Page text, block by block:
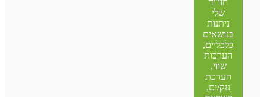
חוו"ד
שלי
ניתנות
בנושאים
כלכליים,
הערכות
שווי,
הערכת
נזק/ים,